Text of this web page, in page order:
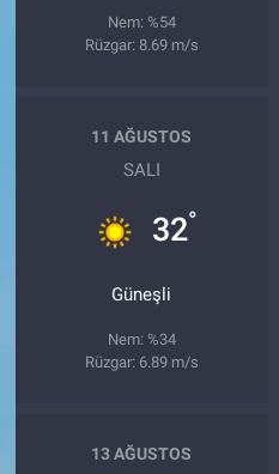
Nem: %54
Rüzgar: 8.69 m/s
11 AĞUSTOS
SALI
32°
Güneşli
Nem: %34
Rüzgar: 6.89 m/s
13 AĞUSTOS